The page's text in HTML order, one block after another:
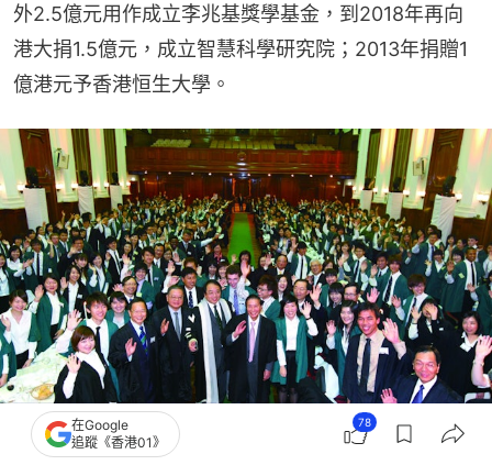
外2.5億元用作成立李兆基獎學基金，到2018年再向
港大捐1.5億元，成立智慧科學研究院；2013年捐贈1
億港元予香港恒生大學。
在Google
追蹤《香港01》
78